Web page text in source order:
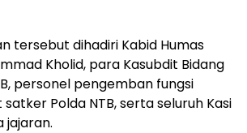
tersebut dihadiri Kabid Humas
Kholid, para Kasubdit Bidang
personel pengemban fungsi
Polda NTB, serta seluruh Kasi
jajaran.